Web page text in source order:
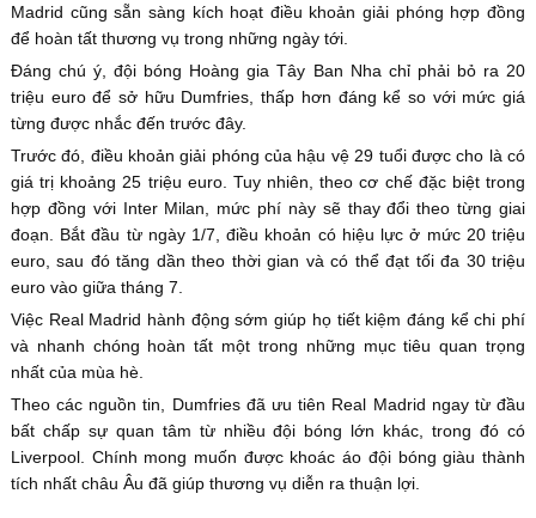
Madrid cũng sẵn sàng kích hoạt điều khoản giải phóng hợp đồng
để hoàn tất thương vụ trong những ngày tới.
Đáng chú ý, đội bóng Hoàng gia Tây Ban Nha chỉ phải bỏ ra 20
triệu euro để sở hữu Dumfries, thấp hơn đáng kể so với mức giá
từng được nhắc đến trước đây.
Trước đó, điều khoản giải phóng của hậu vệ 29 tuổi được cho là có
giá trị khoảng 25 triệu euro. Tuy nhiên, theo cơ chế đặc biệt trong
hợp đồng với Inter Milan, mức phí này sẽ thay đổi theo từng giai
đoạn. Bắt đầu từ ngày 1/7, điều khoản có hiệu lực ở mức 20 triệu
euro, sau đó tăng dần theo thời gian và có thể đạt tối đa 30 triệu
euro vào giữa tháng 7.
Việc Real Madrid hành động sớm giúp họ tiết kiệm đáng kể chi phí
và nhanh chóng hoàn tất một trong những mục tiêu quan trọng
nhất của mùa hè.
Theo các nguồn tin, Dumfries đã ưu tiên Real Madrid ngay từ đầu
bất chấp sự quan tâm từ nhiều đội bóng lớn khác, trong đó có
Liverpool. Chính mong muốn được khoác áo đội bóng giàu thành
tích nhất châu Âu đã giúp thương vụ diễn ra thuận lợi.